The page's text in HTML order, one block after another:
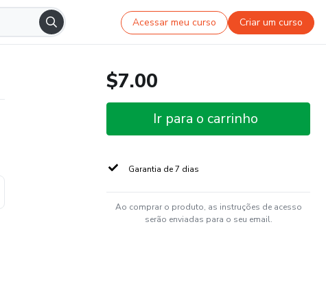
Acessar meu curso Criar um curso
$7.00
Ir para o carrinho
Garantia de 7 dias
Ao comprar o produto, as instruções de acesso
serão enviadas para o seu email.